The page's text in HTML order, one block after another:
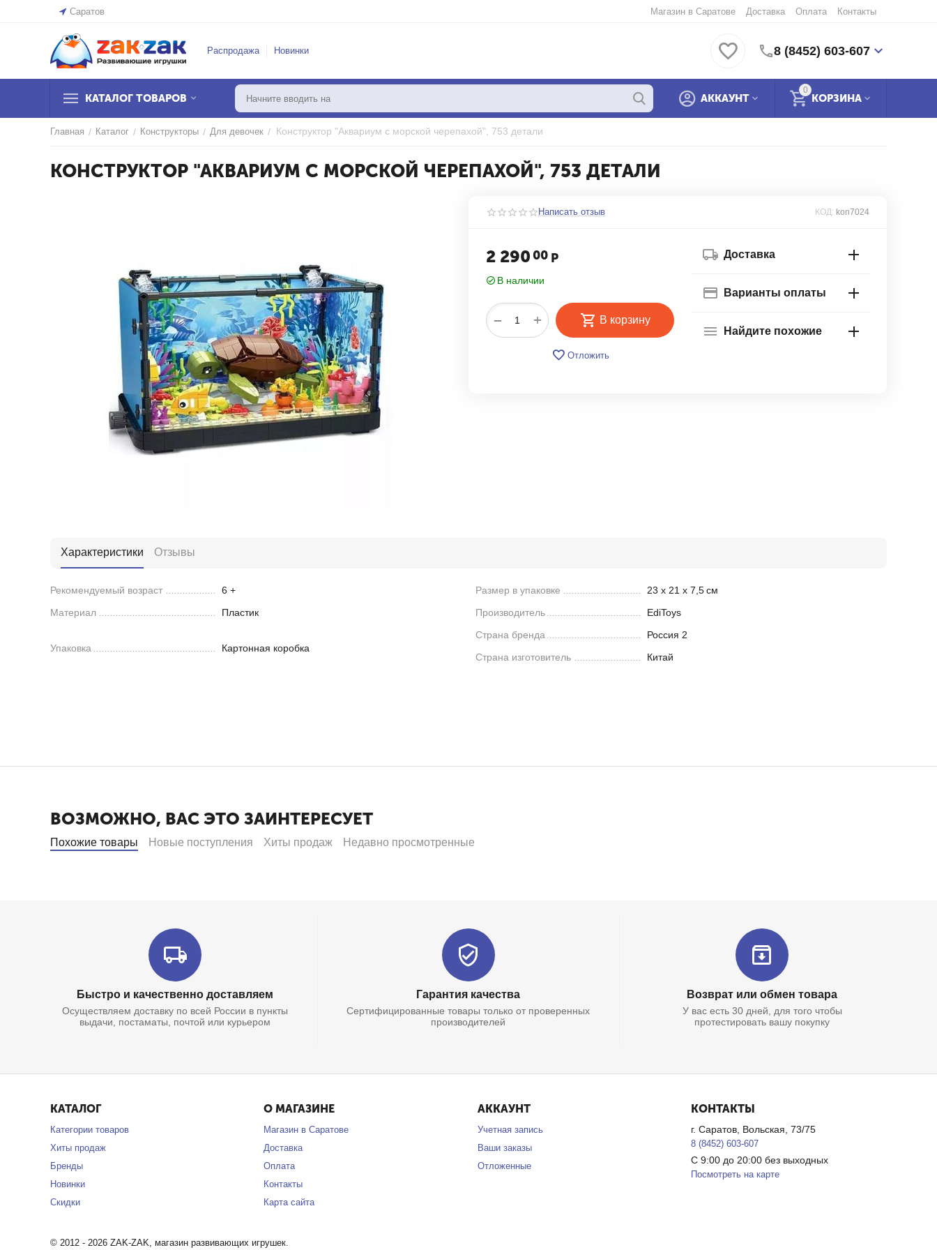
Саратов Магазин в Саратове Доставка Оплата Контакты
Распродажа Новинки 8 (8452) 603-607
КАТАЛОГ ТОВАРОВ
0
КОРЗИНА
АККАУНТ
Главная / Каталог / Конструкторы / Для девочек / Конструктор "Аквариум с морской черепахой", 753 детали
КОНСТРУКТОР "АКВАРИУМ С МОРСКОЙ ЧЕРЕПАХОЙ", 753 ДЕТАЛИ
Написать отзыв КОД: kon7024
2 290 00 Р
В наличии
+
− В корзину
Отложить
Доставка
Варианты оплаты
Найдите похожие
Характеристики Отзывы
Рекомендуемый возраст
6 +
Материал
Пластик
Упаковка Картонная коробка
Размер в упаковке 23 х 21 х 7,5см
Производитель
EdiToys
Страна бренда
Россия 2
Страна изготовитель
Китай
ВОЗМОЖНО, ВАС ЭТО ЗАИНТЕРЕСУЕТ
Похожие товары Новые поступления Хиты продаж Недавно просмотренные
Быстро и качественно доставляем
Осуществляем доставку по всей России в пункты
выдачи, постаматы, почтой или курьером
Гарантия качества
Сертифицированные товары только от проверенных
производителей
Возврат или обмен товара
У вас есть 30 дней, для того чтобы
протестировать вашу покупку
КАТАЛОГ
Категории товаров
Хиты продаж
Бренды
Новинки
Скидки
О МАГАЗИНЕ
Магазин в Саратове
Доставка
Оплата
Контакты
Карта сайта
АККАУНТ
Учетная запись
Ваши заказы
Отложенные
КОНТАКТЫ
г. Саратов, Вольская, 73/75
8 (8452) 603-607
С 9:00 до 20:00 без выходных
Посмотреть на карте
© 2012 - 2026 ZAK-ZAK, магазин развивающих игрушек.